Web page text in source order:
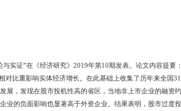
实证”在《经济研究》2019年第10期发表。论文内容提要
比重影响实体经济增长。在此基础上收集了历年来全国
，发现在股市投机性高的省区，当地非上市企业的融资
的负面影响也显著高于外资企业。结果表明，股市过度